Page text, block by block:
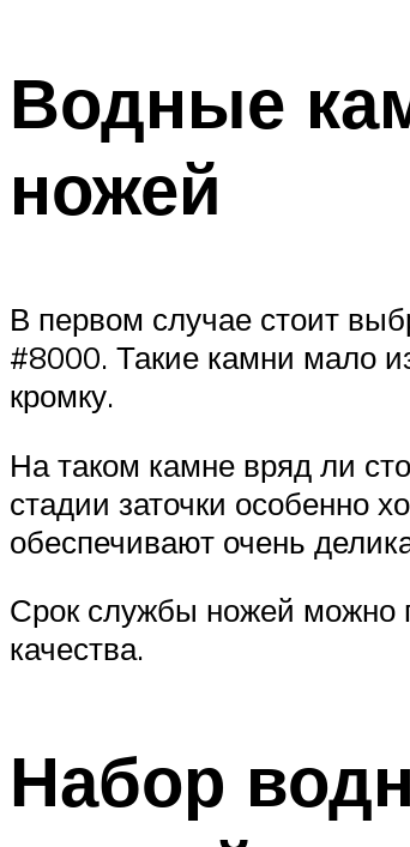
Водные
ножей
В первом случае стоит
#8000. Такие камни мало
кромку.
На таком камне вряд ли
стадии заточки
обеспечивают очень
Срок службы ножей можно
качества.
Набор